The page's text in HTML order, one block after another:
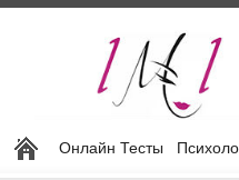
Онлайн Тесты